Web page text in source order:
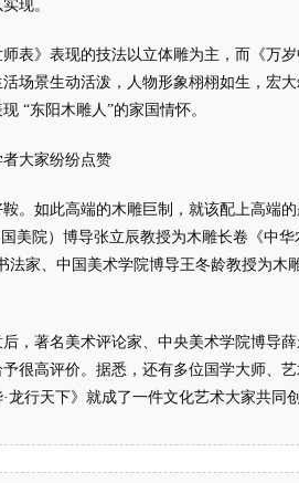
现。
》表现的技法以立体雕为主，而《万岁
场景生动活泼，人物形象栩栩如生，宏
“东阳木雕人”的家国情怀。
大家纷纷点赞
如此高端的木雕巨制，就该配上高端的
美院）博导张立辰教授为木雕长卷《中
法家、中国美术学院博导王冬龄教授为木
著名美术评论家、中央美术学院博导薛
很高评价。据悉，还有多位国学大师、
龙行天下》就成了一件文化艺术大家共同